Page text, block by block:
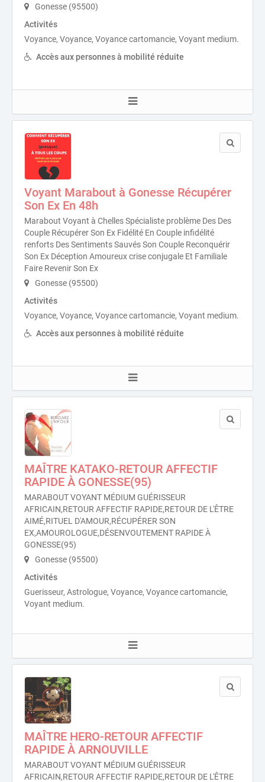
Gonesse (95500)
Activités
Voyance, Voyance, Voyance cartomancie, Voyant medium.
Accès aux personnes à mobilité réduite
Voyant Marabout à Gonesse Récupérer
Son Ex En 48h
Marabout Voyant à Chelles Spécialiste problème Des Des
Couple Récupérer Son Ex Fidélité En Couple infidélité
renforts Des Sentiments Sauvés Son Couple Reconquérir
Son Ex Déception Amoureux crise conjugale Et Familiale
Faire Revenir Son Ex
Gonesse (95500)
Activités
Voyance, Voyance, Voyance cartomancie, Voyant medium.
Accès aux personnes à mobilité réduite
MAÎTRE KATAKO-RETOUR AFFECTIF
RAPIDE À GONESSE(95)
MARABOUT VOYANT MÉDIUM GUÉRISSEUR
AFRICAIN,RETOUR AFFECTIF RAPIDE,RETOUR DE L'ÊTRE
AIMÉ,RITUEL D'AMOUR,RÉCUPÉRER SON
EX,AMOUROLOGUE,DÉSENVOUTEMENT RAPIDE À
GONESSE(95)
Gonesse (95500)
Activités
Guerisseur, Astrologue, Voyance, Voyance cartomancie,
Voyant medium.
MAÎTRE HERO-RETOUR AFFECTIF
RAPIDE À ARNOUVILLE
MARABOUT VOYANT MÉDIUM GUÉRISSEUR
AFRICAIN,RETOUR AFFECTIF RAPIDE,RETOUR DE L'ÊTRE